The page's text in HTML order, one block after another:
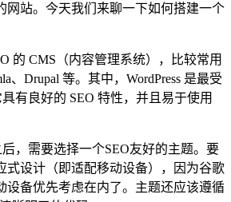
网站。今天我们来聊一下如何搭建一个
的 CMS（内容管理系统），比较常用
、Drupal 等。其中，WordPress 是最受
有良好的 SEO 特性，并且易于使用
，需要选择一个SEO友好的主题。要
式设计（即适配移动设备），因为谷歌
设备优先考虑在内了。主题还应该遵循